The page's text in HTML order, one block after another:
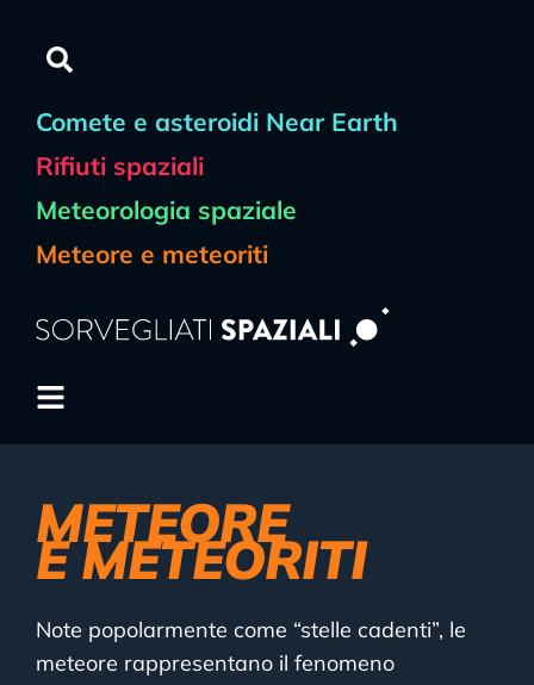
Comete e asteroidi Near Earth
Rifiuti spaziali
Meteorologia spaziale
Meteore e meteoriti
METEORE
E METEORITI
Note popolarmente come “stelle cadenti”, le
meteore rappresentano il fenomeno